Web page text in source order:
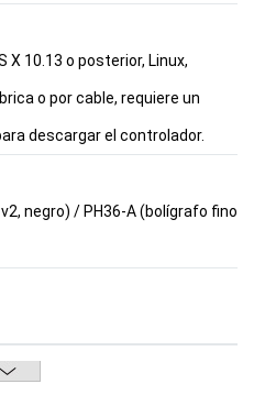
X 10.13 o posterior, Linux,
o por cable, requiere un
descargar el controlador.
negro) / PH36-A (bolígrafo fino